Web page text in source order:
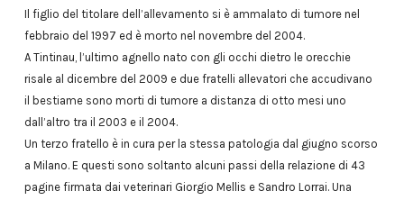
Il figlio del titolare dell’allevamento si è ammalato di tumore nel
febbraio del 1997 ed è morto nel novembre del 2004.
A Tintinau, l’ultimo agnello nato con gli occhi dietro le orecchie
risale al dicembre del 2009 e due fratelli allevatori che accudivano
il bestiame sono morti di tumore a distanza di otto mesi uno
dall’altro tra il 2003 e il 2004.
Un terzo fratello è in cura per la stessa patologia dal giugno scorso
a Milano. E questi sono soltanto alcuni passi della relazione di 43
pagine firmata dai veterinari Giorgio Mellis e Sandro Lorrai. Una